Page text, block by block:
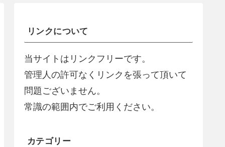
リンクについて
当サイトはリンクフリーです。
管理人の許可なくリンクを張って頂いて
問題ございません。
常識の範囲内でご利用ください。
カテゴリー